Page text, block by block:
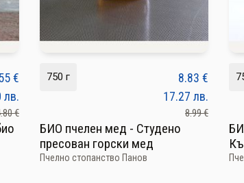
€
лв.
€
750 г 8.83 €
17.27 лв.
8.99 €
БИО пчелен мед - Студено
пресован горски мед
Пчелно стопанство Панов